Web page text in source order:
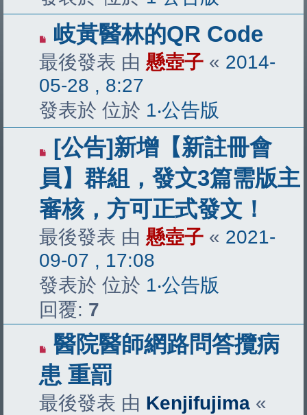
岐黃醫林的QR Code
最後發表 由 懸壺子 « 2014-
05-28 , 8:27
發表於 位於 1‧公告版
[公告]新增【新註冊會
員】群組，發文3篇需版主
審核，方可正式發文！
最後發表 由 懸壺子 « 2021-
09-07 , 17:08
發表於 位於 1‧公告版
回覆: 7
醫院醫師網路問答攬病
患 重罰
最後發表 由 Kenjifujima «